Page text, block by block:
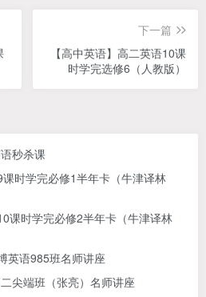
下一篇
【高中英语】高二英语10课
时学完选修6（人教版）
秒杀课
课时学完必修1半年卡（牛津译林
课时学完必修2半年卡（牛津译林
英语985班名师讲座
尖端班（张亮）名师讲座